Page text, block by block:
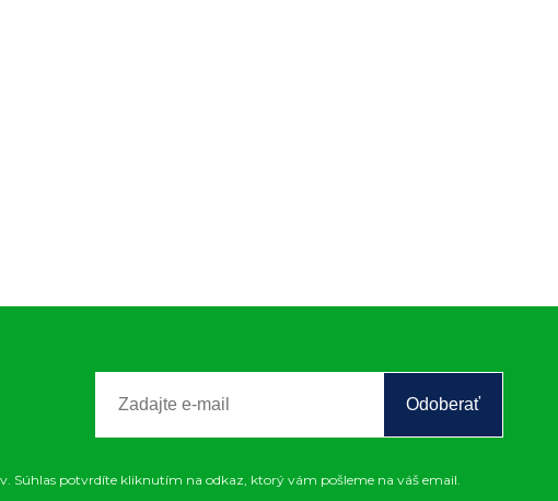
Odoberať
Súhlas potvrdíte kliknutím na odkaz, ktorý vám pošleme na váš email.